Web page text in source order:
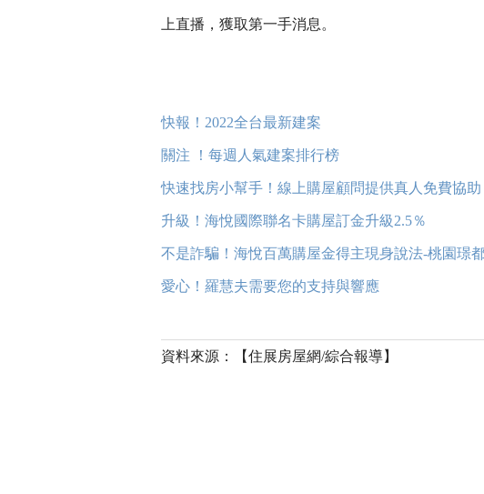
上直播，獲取第一手消息。
快報！2022全台最新建案
關注 ！每週人氣建案排行榜
快速找房小幫手！線上購屋顧問提供真人免費協助
升級！海悅國際聯名卡購屋訂金升級2.5％
不是詐騙！海悅百萬購屋金得主現身說法-桃園璟
愛心！羅慧夫需要您的支持與響應
資料來源：【住展房屋網/綜合報導】